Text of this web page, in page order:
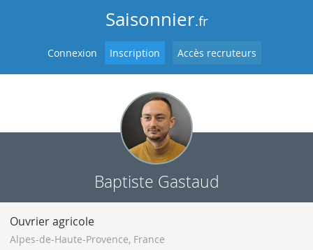
Saisonnier.fr
Connexion Inscription Accès recruteurs
Baptiste Gastaud
Ouvrier agricole
Alpes-de-Haute-Provence, France